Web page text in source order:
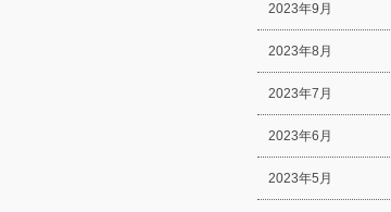
2023年9月
2023年8月
2023年7月
2023年6月
2023年5月